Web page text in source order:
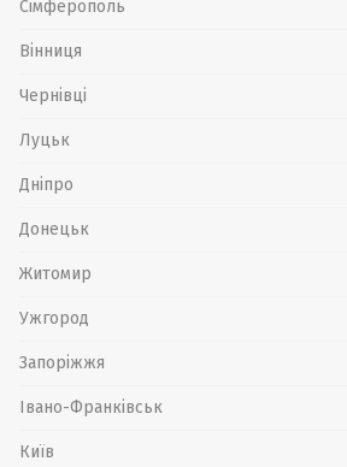
Сімферополь
Вінниця
Чернівці
Луцьк
Дніпро
Донецьк
Житомир
Ужгород
Запоріжжя
Івано-Франківськ
Київ